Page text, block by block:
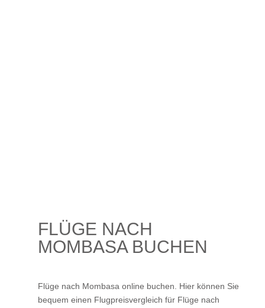
FLÜGE NACH
MOMBASA BUCHEN
Flüge nach Mombasa online buchen. Hier können Sie
bequem einen Flugpreisvergleich für Flüge nach